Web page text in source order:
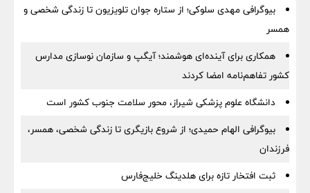
بیوگرافی مهدی سلوکی؛ از ستاره جوان تلویزیون تا زندگی شخصی و
همسر
همکاری برای آینده‌ای هوشمند؛ آیگپ و سازمان نوسازی مدارس
کشور تفاهم‌نامه امضا کردند
دانشگاه علوم پزشکی شیراز، محور سلامت جنوب کشور است
بیوگرافی الهام حمیدی؛ از شروع بازیگری تا زندگی شخصی، همسر،
فرزندان
ثبت افتخار تازه برای هلدینگ خلیج‌فارس